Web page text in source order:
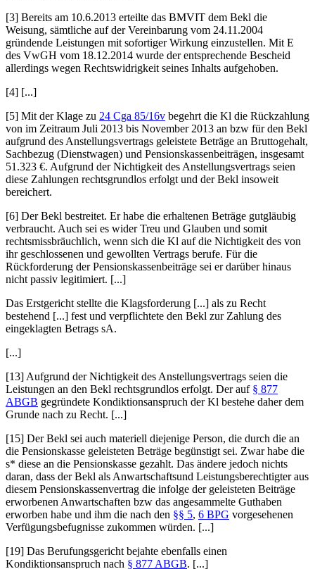
[3] Bereits am 10.6.2013 erteilte das BMVIT dem Bekl die
Weisung, sämtliche auf der Vereinbarung vom 24.11.2004
gründende Leistungen mit sofortiger Wirkung einzustellen. Mit E
des VwGH vom 18.12.2014 wurde der entsprechende Bescheid
allerdings wegen Rechtswidrigkeit seines Inhalts aufgehoben.
[4] [...]
[5] Mit der Klage zu 24 Cga 85/16v begehrt die Kl die Rückzahlung
von im Zeitraum Juli 2013 bis November 2013 an bzw für den Bekl
aufgrund des Anstellungsvertrags geleistete Beträge an Bruttogehalt,
Sachbezug (Dienstwagen) und Pensionskassenbeiträgen, insgesamt
51.323 €. Aufgrund der Nichtigkeit des Anstellungsvertrags seien
diese Zahlungen rechtsgrundlos erfolgt und der Bekl insoweit
bereichert.
[6] Der Bekl bestreitet. Er habe die erhaltenen Beträge gutgläubig
verbraucht. Auch sei es wider Treu und Glauben und somit
rechtsmissbräuchlich, wenn sich die Kl auf die Nichtigkeit des von
ihr geschlossenen und gewollten Vertrags berufe. Für die
Rückforderung der Pensionskassenbeiträge sei er darüber hinaus
nicht passiv legitimiert. [...]
Das Erstgericht stellte die Klagsforderung [...] als zu Recht
bestehend [...] fest und verpflichtete den Bekl zur Zahlung des
eingeklagten Betrags sA.
[...]
[13] Aufgrund der Nichtigkeit des Anstellungsvertrags seien die
Leistungen an den Bekl rechtsgrundlos erfolgt. Der auf § 877
ABGB gegründete Kondiktionsanspruch der Kl bestehe daher dem
Grunde nach zu Recht. [...]
[15] Der Bekl sei auch materiell diejenige Person, die durch die an
die Pensionskasse geleisteten Beträge begünstigt sei. Zwar habe die
s* diese an die Pensionskasse gezahlt. Das ändere jedoch nichts
daran, dass der Bekl als Anwartschaftsund Leistungsberechtigter aus
diesem Pensionskassenvertrag die infolge der geleisteten Beiträge
erworbenen Anwartschaften bzw das angesammelte Guthaben
erworben habe und ihm die nach den §§ 5, 6 BPG vorgesehenen
Verfügungsbefugnisse zukommen würden. [...]
[19] Das Berufungsgericht bejahte ebenfalls einen
Kondiktionsanspruch nach § 877 ABGB. [...]